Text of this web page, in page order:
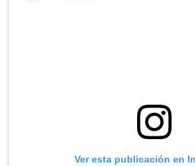
Ver esta publicación en